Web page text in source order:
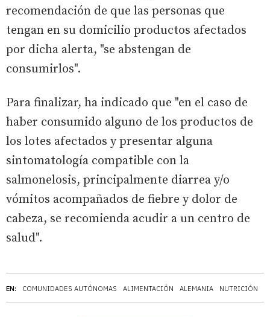
EN: COMUNIDADES AUTÓNOMAS ALIMENTACIÓN ALEMANIA NUTRICIÓN
recomendación de que las personas que
tengan en su domicilio productos afectados
por dicha alerta, "se abstengan de
consumirlos".
Para finalizar, ha indicado que "en el caso de
haber consumido alguno de los productos de
los lotes afectados y presentar alguna
sintomatología compatible con la
salmonelosis, principalmente diarrea y/o
vómitos acompañados de fiebre y dolor de
cabeza, se recomienda acudir a un centro de
salud".